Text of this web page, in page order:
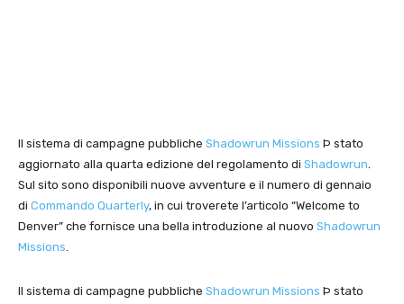
Il sistema di campagne pubbliche Shadowrun Missions Þ stato
aggiornato alla quarta edizione del regolamento di Shadowrun.
Sul sito sono disponibili nuove avventure e il numero di gennaio
di Commando Quarterly, in cui troverete l’articolo “Welcome to
Denver” che fornisce una bella introduzione al nuovo Shadowrun
Missions.
Il sistema di campagne pubbliche Shadowrun Missions Þ stato